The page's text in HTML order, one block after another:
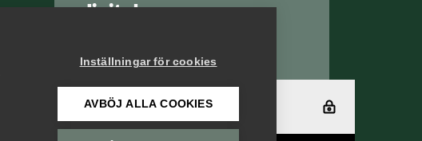
digitala
Arbetsgivarguiden
Logga in
Inställningar för cookies
AVBÖJ ALLA COOKIES